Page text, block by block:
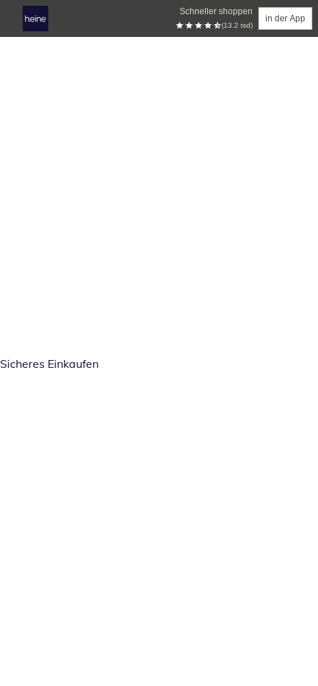
Schneller shoppen
(13.2 tsd)
in der App
Sicheres Einkaufen